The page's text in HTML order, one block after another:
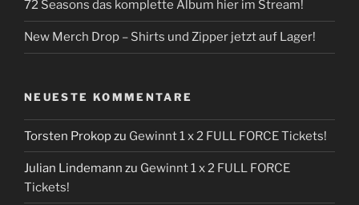
72 Seasons das komplette Album hier im Stream!
New Merch Drop – Shirts und Zipper jetzt auf Lager!
NEUESTE KOMMENTARE
Torsten Prokopzu Gewinnt 1 x 2 FULL FORCE Tickets!
Julian Lindemann zu Gewinnt 1 x 2 FULL FORCE
Tickets!